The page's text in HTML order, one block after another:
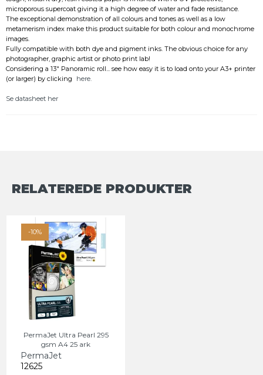
microporous supercoat giving it a high degree of water and fade resistance.
The exceptional demonstration of all colours and tones as well as a low
metamerism index make this product suitable for both colour and monochrome
images.
Fully compatible with both dye and pigment inks. The obvious choice for any
photographer, graphic artist or photo print lab!
Considering a 13" Panoramic roll... see how easy it is to load onto your A3+ printer
(or larger) by clicking
here.
Se datasheet her
RELATEREDE PRODUKTER
-10%
PermaJet Ultra Pearl 295
gsm A4 25 ark
PermaJet
12625